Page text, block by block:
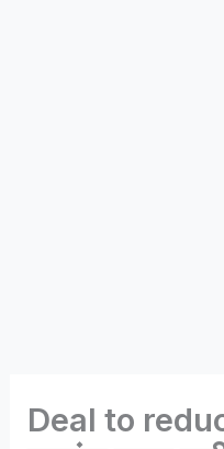
Deal to